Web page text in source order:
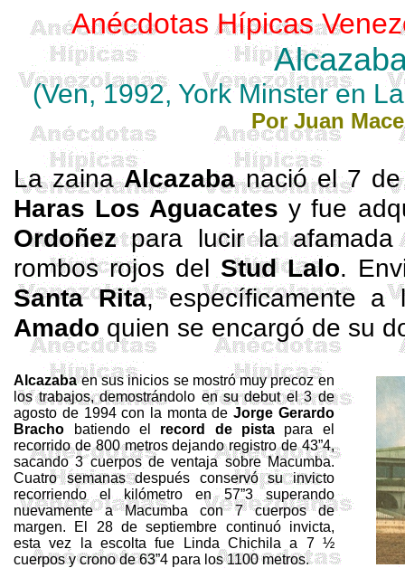
Anécdotas Hípicas
(Ven, 1992, YorkMinsteren
Por Juan
La zainaAlcazabanació el 7 de
Haras Los Aguacates y fue
Ordoñezpara lucir la afamada
rombos rojos del Stud Lalo.
Santa Rita, específicamente
Amado quien se encargó de su
Alcazabaen sus inicios se mostró muy precoz en
los trabajos, demostrándolo en su debut el 3 de
agosto de 1994 con la monta deJorge Gerardo
Bracho batiendo el record de pista para el
recorrido de 800 metros dejando registro de 43”4,
sacando 3 cuerpos de ventaja sobreMacumba.
Cuatro semanas después conservó su invicto
recorriendo el kilómetro en 57”3 superando
nuevamente aMacumba con 7 cuerpos de
margen. El 28 de septiembre continuó invicta,
esta vez la escolta fue Linda Chichila a 7 ½
cuerpos y crono de 63”4 para los 1100 metros.